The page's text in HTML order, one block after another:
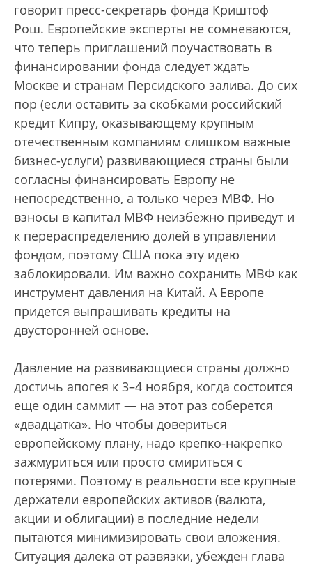
говорит пресс-секретарь фонда Криштоф
Рош. Европейские эксперты не сомневаются,
что теперь приглашений поучаствовать в
финансировании фонда следует ждать
Москве и странам Персидского залива. До сих
пор (если оставить за скобками российский
кредит Кипру, оказывающему крупным
отечественным компаниям слишком важные
бизнес-услуги) развивающиеся страны были
согласны финансировать Европу не
непосредственно, а только через МВФ. Но
взносы в капитал МВФ неизбежно приведут и
к перераспределению долей в управлении
фондом, поэтому США пока эту идею
заблокировали. Им важно сохранить МВФ как
инструмент давления на Китай. А Европе
придется выпрашивать кредиты на
двусторонней основе.
Давление на развивающиеся страны должно
достичь апогея к 3–4 ноября, когда состоится
еще один саммит — на этот раз соберется
«двадцатка». Но чтобы довериться
европейскому плану, надо крепко-накрепко
зажмуриться или просто смириться с
потерями. Поэтому в реальности все крупные
держатели европейских активов (валюта,
акции и облигации) в последние недели
пытаются минимизировать свои вложения.
Ситуация далека от развязки, убежден глава